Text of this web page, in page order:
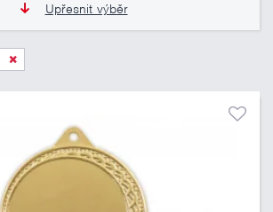
Upřesnit výběr
Pouze skladem